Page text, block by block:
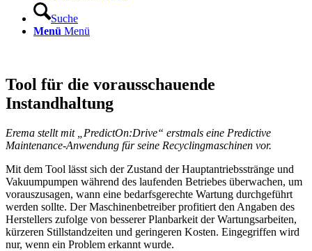
Suche
Menü Menü
Tool für die vorausschauende
Instandhaltung
Erema stellt mit „PredictOn:Drive“ erstmals eine Predictive
Maintenance-Anwendung für seine Recyclingmaschinen vor.
Mit dem Tool lässt sich der Zustand der Hauptantriebsstränge und
Vakuumpumpen während des laufenden Betriebes überwachen, um
vorauszusagen, wann eine bedarfsgerechte Wartung durchgeführt
werden sollte. Der Maschinenbetreiber profitiert den Angaben des
Herstellers zufolge von besserer Planbarkeit der Wartungsarbeiten,
kürzeren Stillstandzeiten und geringeren Kosten. Eingegriffen wird
nur, wenn ein Problem erkannt wurde.